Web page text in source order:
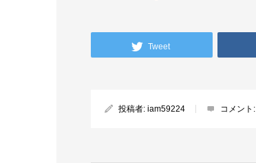
Tweet
投稿者: iam59224 コメント: